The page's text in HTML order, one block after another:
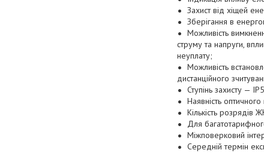
Захист від хіщей
Зберігання в
Можливість
струму та напруги,
неуплату;
Можливість
дистанційного
Ступінь захисту —
Наявність
Кількість розрядів
Для
Міжповерковий
Середній термін